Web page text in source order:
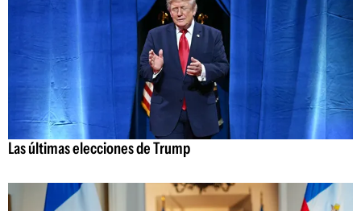
Las últimas elecciones de Trump